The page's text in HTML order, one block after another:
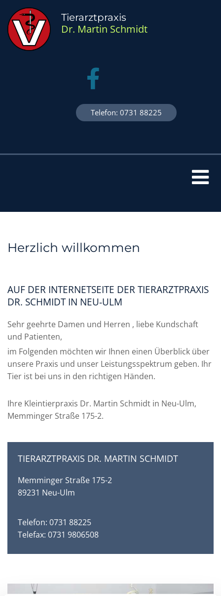
Zum Inhalt springen
Tierarztpraxis
Dr. Martin Schmidt
Telefon: 0731 88225
Herzlich willkommen
AUF DER INTERNETSEITE DER TIERARZTPRAXIS
DR. SCHMIDT IN NEU-ULM
Sehr geehrte Damen und Herren , liebe Kundschaft
und Patienten,
im Folgenden möchten wir Ihnen einen Überblick über
unsere Praxis und unser Leistungsspektrum geben. Ihr
Tier ist bei uns in den richtigen Händen.
Ihre Kleintierpraxis Dr. Martin Schmidt in Neu-Ulm,
Memminger Straße 175-2.
TIERARZTPRAXIS DR. MARTIN SCHMIDT
Memminger Straße 175-2
89231 Neu-Ulm
Telefon: 0731 88225
Telefax: 0731 9806508